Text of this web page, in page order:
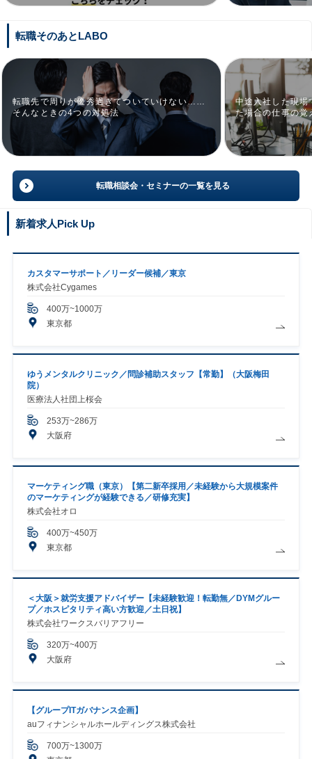
転職そのあとLABO
転職先で周りが優秀過ぎてついていけない……
そんなときの4つの対処法
中途入社した現場
た場合の仕事の覚
転職相談会・セミナーの一覧を見る
新着求人Pick Up
カスタマーサポート／リーダー候補／東京
株式会社Cygames
400万~1000万
東京都
ゆうメンタルクリニック／問診補助スタッフ【常勤】（大阪梅田
院）
医療法人社団上桜会
253万~286万
大阪府
マーケティング職（東京）【第二新卒採用／未経験から大規模案件
のマーケティングが経験できる／研修充実】
株式会社オロ
400万~450万
東京都
＜大阪＞就労支援アドバイザー【未経験歓迎！転勤無／DYMグルー
プ／ホスピタリティ高い方歓迎／土日祝】
株式会社ワークスバリアフリー
320万~400万
大阪府
【グループITガバナンス企画】
auフィナンシャルホールディングス株式会社
700万~1300万